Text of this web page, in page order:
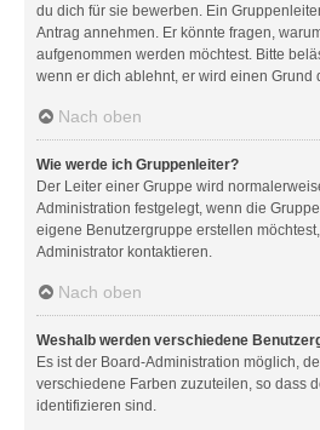
du dich für sie bewerben. Ein
Antrag annehmen. Er könnte fragen,
aufgenommen werden möchtest. Bitte
wenn er dich ablehnt, er wird einen Grund
Nach oben
Wie werde ich Gruppenleiter?
Der Leiter einer Gruppe wird
Administration festgelegt, wenn die
eigene Benutzergruppe erstellen
Administrator kontaktieren.
Nach oben
Weshalb werden verschiedene
Es ist der Board-Administration möglich,
verschiedene Farben zuzuteilen, so dass
identifizieren sind.